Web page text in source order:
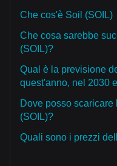
Che cos'è Soil (SOIL)
Che cosa sarebbe
(SOIL)?
Qual è la previsione
quest'anno, nel 2030
Dove posso scaricare
(SOIL)?
Quali sono i prezzi